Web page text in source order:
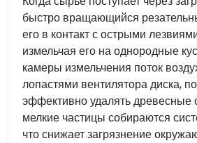
быстро вращающийся
его в контакт с острыми
измельчая его на однородные
камеры измельчения поток
лопастями вентилятора диска,
эффективно удалять древесные
мелкие частицы собираются
что снижает загрязнение